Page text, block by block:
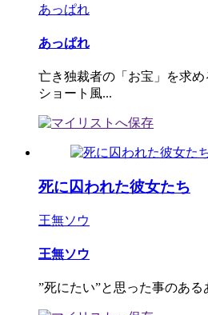
あっぱれ
あっぱれ
亡き独裁者の「お宝」を求
ショート風...
死に囚われた彼女たち
王無ソウ
王無ソウ
”死にたい”と思った事のあ